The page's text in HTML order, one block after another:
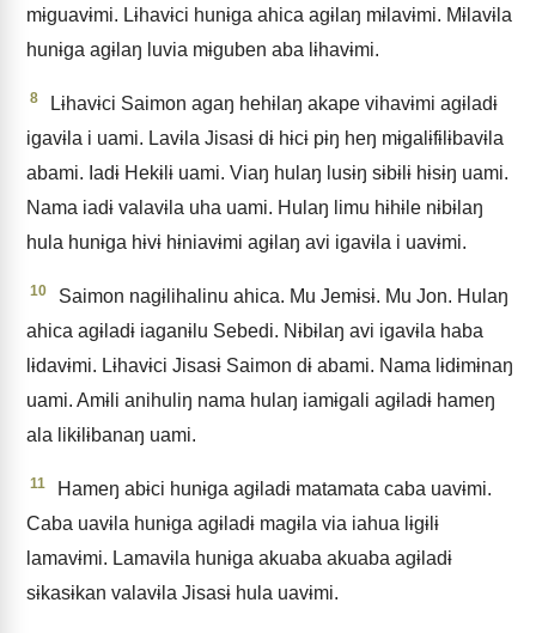
mɨguavɨmi. Lɨhavɨci hunɨga ahica agɨlaŋ mɨlavɨmi. Mɨlavɨla
hunɨga agɨlaŋ luvia mɨguben aba lɨhavɨmi.
8
Lɨhavɨci Saimon agaŋ hehɨlaŋ akape vihavɨmi agɨladɨ
igavɨla i uami. Lavɨla Jisasɨ dɨ hɨcɨ pɨŋ heŋ mɨgalɨfɨlɨbavɨla
abami. Iadɨ Hekɨlɨ uami. Viaŋ hulaŋ lusɨŋ sɨbɨlɨ hɨsɨŋ uami.
Nama iadɨ valavɨla uha uami. Hulaŋ limu hɨhɨle nɨbɨlaŋ
hula hunɨga hɨvɨ hɨniavɨmi agɨlaŋ avi igavɨla i uavɨmi.
10
Saimon nagɨlihalinu ahica. Mu Jemɨsɨ. Mu Jon. Hulaŋ
ahica agɨladɨ iaganɨlu Sebedi. Nɨbɨlaŋ avi igavɨla haba
lɨdavɨmi. Lɨhavɨci Jisasɨ Saimon dɨ abami. Nama lɨdɨmɨnaŋ
uami. Amɨli anihuliŋ nama hulaŋ iamɨgali agɨladɨ hameŋ
ala likɨlɨbanaŋ uami.
11
Hameŋ abɨci hunɨga agɨladɨ matamata caba uavɨmi.
Caba uavɨla hunɨga agɨladɨ magɨla via iahua lɨgɨlɨ
lamavɨmi. Lamavɨla hunɨga akuaba akuaba agɨladɨ
sɨkasɨkan valavɨla Jisasɨ hula uavɨmi.